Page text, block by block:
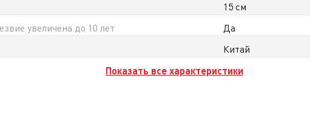
15 см
увеличена до 10 лет
Да
Китай
Показать все характеристики